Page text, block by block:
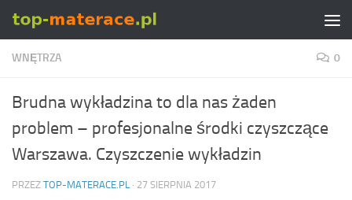
Skip to content
WNĘTRZA 0
Brudna wykładzina to dla nas żaden
problem – profesjonalne środki czyszczące
Warszawa. Czyszczenie wykładzin
PRZEZ TOP-MATERACE.PL · 27 SIERPNIA 2017